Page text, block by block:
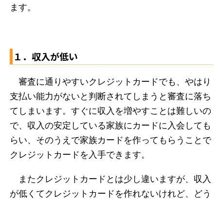
ます。
１．収入が低い
審査に通りやすいクレジットカードでも、やはり
支払い能力がないと判断されてしまうと審査に落ち
てしまいます。すぐに収入を増やすことは難しいの
で、収入の安定している家族にカードに入会しても
らい、そのうえで家族カードを作ってもらうことで
クレジットカードを入手できます。
またクレジットカードとは少し違いますが、収入
が低くてクレジットカードを作れないけれど、どう